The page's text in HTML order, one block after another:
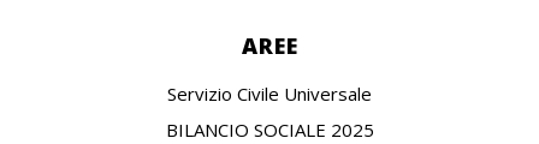
AREE
Servizio Civile Universale
BILANCIO SOCIALE 2025